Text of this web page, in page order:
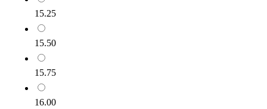
15.25
15.50
15.75
16.00